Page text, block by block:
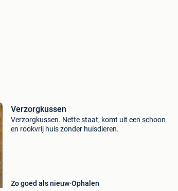
Verzorgkussen
Verzorgkussen. Nette staat, komt uit een schoon
en rookvrij huis zonder huisdieren.
Zo goed als nieuw Ophalen